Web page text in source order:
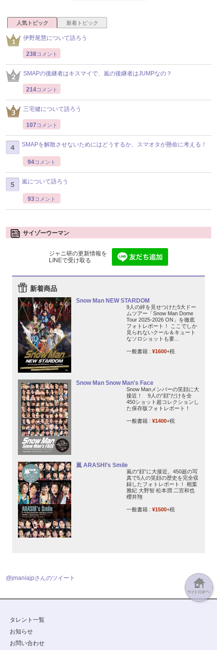
人気トピック 新着トピック
伊野尾慧について語ろう
238コメント
SMAPの後継者はキスマイで、嵐の後継者はJUMPなの？
214コメント
三宅健について語ろう
107 コメント
SMAPを解散させないためにはどうするか、スマオタが懸命に考える！
94コメント
嵐について語ろう
93コメント
サイゾーウーマン
ジャニ研の更新情報を
LINEで受け取る
新着商品
Snow Man NEW STARDOM
9人の絆を見せつけた5大ドー
ムツアー「Snow Man Dome
Tour 2025-2026 ON」を徹底
フォトレポート！ ここでしか
見られないクール＆キュート
なソロショットも要...
一般書籍 : ¥1600+税
Snow Man Snow Man's Face
Snow Manメンバーの笑顔に大
接近！ 9人の“顔”だけを全
450ショット超コレクションし
た保存版フォトレポート！
一般書籍 : ¥1400+税
嵐 ARASHI’s Smile
嵐の“顔”に大接近。450超の写
真で5人の笑顔の歴史を完全収
録したフォトレポート！ 相葉
雅紀 大野智 松本潤 二宮和也
櫻井翔
一般書籍 : ¥1500+税
@jmaniajpさんのツイート
タレント一覧
お知らせ
お問い合わせ